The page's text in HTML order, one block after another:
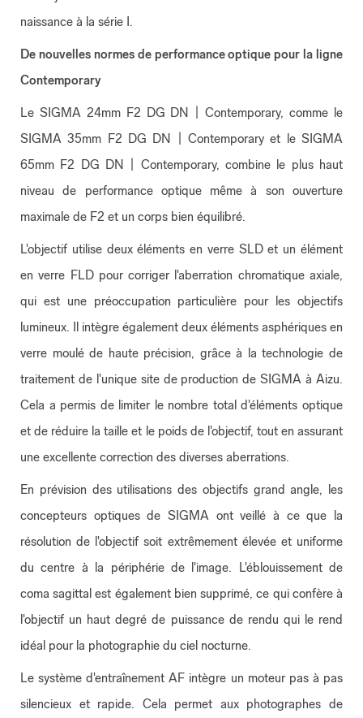
naissance à la série I.
De nouvelles normes de performance optique pour la ligne
Contemporary
Le SIGMA 24mm F2 DG DN | Contemporary, comme le
SIGMA 35mm F2 DG DN | Contemporary et le SIGMA
65mm F2 DG DN | Contemporary, combine le plus haut
niveau de performance optique même à son ouverture
maximale de F2 et un corps bien équilibré.
L'objectif utilise deux éléments en verre SLD et un élément
en verre FLD pour corriger l'aberration chromatique axiale,
qui est une préoccupation particulière pour les objectifs
lumineux. Il intègre également deux éléments asphériques en
verre moulé de haute précision, grâce à la technologie de
traitement de l'unique site de production de SIGMA à Aizu.
Cela a permis de limiter le nombre total d'éléments optique
et de réduire la taille et le poids de l'objectif, tout en assurant
une excellente correction des diverses aberrations.
En prévision des utilisations des objectifs grand angle, les
concepteurs optiques de SIGMA ont veillé à ce que la
résolution de l'objectif soit extrêmement élevée et uniforme
du centre à la périphérie de l'image. L'éblouissement de
coma sagittal est également bien supprimé, ce qui confère à
l'objectif un haut degré de puissance de rendu qui le rend
idéal pour la photographie du ciel nocturne.
Le système d'entraînement AF intègre un moteur pas à pas
silencieux et rapide. Cela permet aux photographes de